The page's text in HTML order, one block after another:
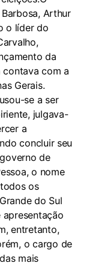
Arthur
o líder do
da
contava com a
Gerais.
se a ser
julgava-
a
concluir seu
de
o nome
os
do Sul
entretanto,
o cargo de
mais